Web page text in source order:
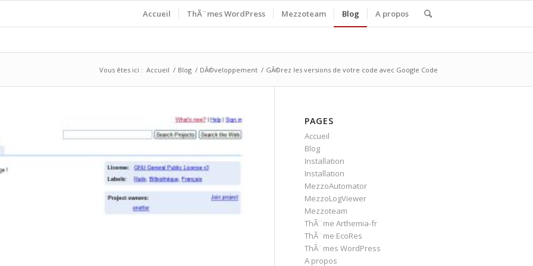
Accueil ThÃ¨mes WordPress Mezzoteam Blog A propos
Vous êtes ici : Accueil / Blog / DÃ©veloppement / GÃ©rez les versions de votre code avec Google Code
PAGES
Accueil
Blog
Installation
Installation
MezzoAutomator
MezzoLogViewer
Mezzoteam
ThÃ¨me Arthemia-fr
ThÃ¨me EcoRes
ThÃ¨mes WordPress
A propos